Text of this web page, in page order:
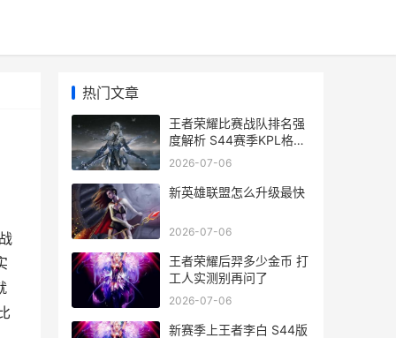
热门文章
王者荣耀比赛战队排名强
度解析 S44赛季KPL格局
深度解说视角
2026-07-06
新英雄联盟怎么升级最快
2026-07-06
王者荣耀后羿多少金币 打
工人实测别再问了
2026-07-06
新赛季上王者李白 S44版